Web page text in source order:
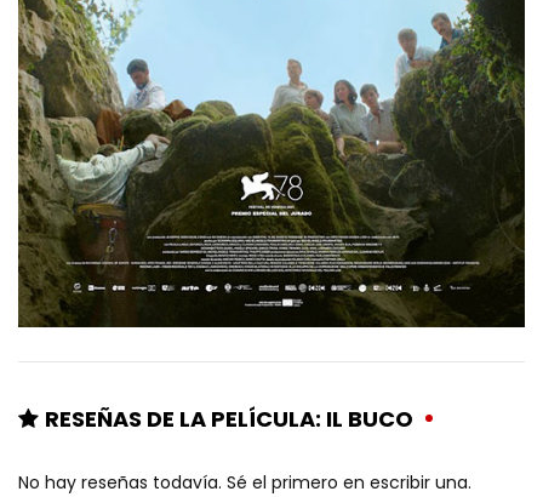
RESEÑAS DE LA PELÍCULA: IL BUCO
No hay reseñas todavía. Sé el primero en escribir una.